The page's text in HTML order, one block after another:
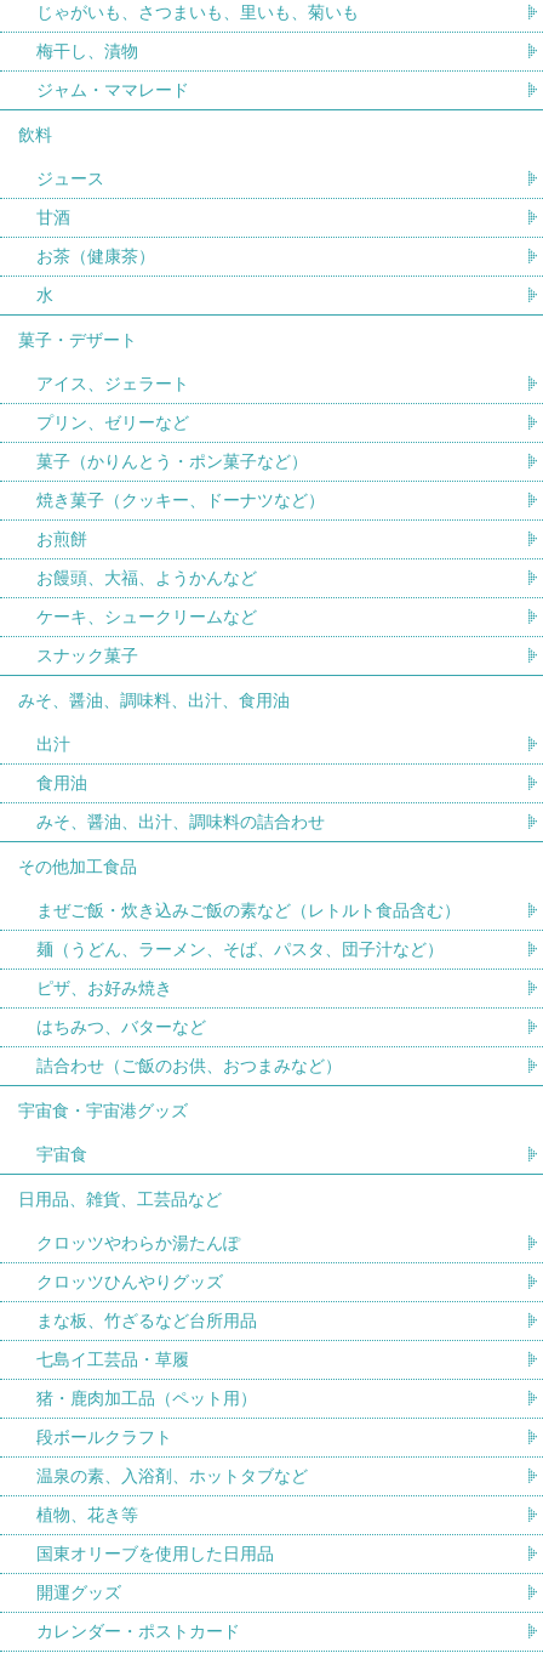
じゃがいも、さつまいも、里いも、菊いも
梅干し、漬物
ジャム・ママレード
飲料
ジュース
甘酒
お茶（健康茶）
水
菓子・デザート
アイス、ジェラート
プリン、ゼリーなど
菓子（かりんとう・ポン菓子など）
焼き菓子（クッキー、ドーナツなど）
お煎餅
お饅頭、大福、ようかんなど
ケーキ、シュークリームなど
スナック菓子
みそ、醤油、調味料、出汁、食用油
出汁
食用油
みそ、醤油、出汁、調味料の詰合わせ
その他加工食品
まぜご飯・炊き込みご飯の素など（レトルト食品含む）
麺（うどん、ラーメン、そば、パスタ、団子汁など）
ピザ、お好み焼き
はちみつ、バターなど
詰合わせ（ご飯のお供、おつまみなど）
宇宙食・宇宙港グッズ
宇宙食
日用品、雑貨、工芸品など
クロッツやわらか湯たんぽ
クロッツひんやりグッズ
まな板、竹ざるなど台所用品
七島イ工芸品・草履
猪・鹿肉加工品（ペット用）
段ボールクラフト
温泉の素、入浴剤、ホットタブなど
植物、花き等
国東オリーブを使用した日用品
開運グッズ
カレンダー・ポストカード